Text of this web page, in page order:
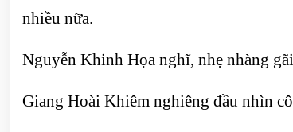
nhiều nữa.
Nguyễn Khinh Họa nghĩ, nhẹ nhàng
Giang Hoài Khiêm nghiêng đầu nhìn